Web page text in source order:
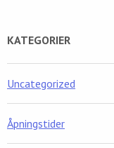
KATEGORIER
Uncategorized
Åpningstider